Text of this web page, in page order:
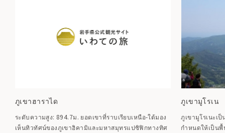
ภูเขาฮาราได
ระดับความสูง: 894.7ม. ยอดเขาที่ราบเรียบเหนือ-ใต้มอง
เห็นทิวทัศน์ของภูเขาฮิคามิและมหาสมุทรแปซิฟิกทางทิศ
ภูเขามูโรเน
ภูเขามูโรเนะเ
กำหนดให้เป็น